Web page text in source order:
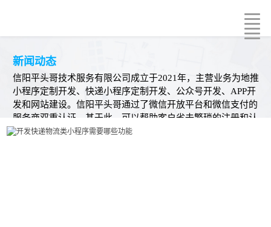
新闻动态
信阳平头哥技术服务有限公司成立于2021年，主营业务为地推
小程序定制开发、快递小程序定制开发、公众号开发、APP开
发和网站建设。信阳平头哥通过了微信开放平台和微信支付的
服务商双重认证，基于此，可以帮助客户省去繁琐的注册和认
证审核操作，快速创建小程序平台以及打通微信支付体系。同